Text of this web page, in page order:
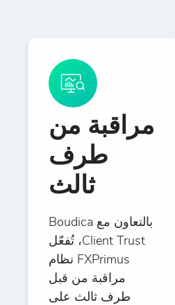
مراقبة من
طرف
ثالث
بالتعاون مع Boudica
Client Trust، تُفعّل
FXPrimus نظام
مراقبة من قبل
طرف ثالث على